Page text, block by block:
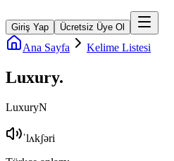
Giriş Yap Ücretsiz Üye Ol
Ana Sayfa Kelime Listesi
Luxury.
LuxuryN
ˈlʌkʃəri